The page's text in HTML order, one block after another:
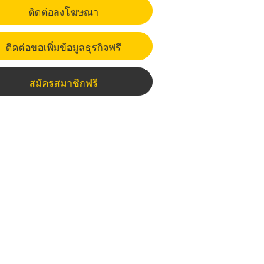
ติดต่อลงโฆษณา
ติดต่อขอเพิ่มข้อมูลธุรกิจฟรี
สมัครสมาชิกฟรี